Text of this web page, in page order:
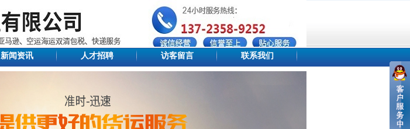
新闻资讯 人才招聘 访客留言 联系我们